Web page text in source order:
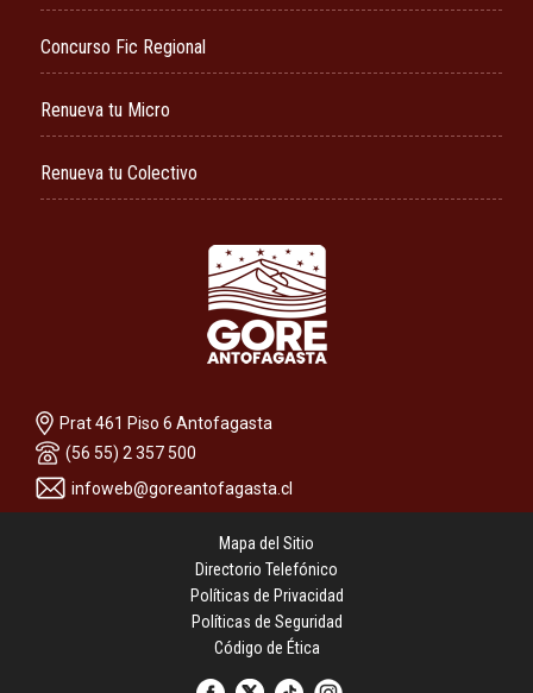
Concurso Fic Regional
Renueva tu Micro
Renueva tu Colectivo
Prat 461 Piso 6 Antofagasta
(56 55) 2 357 500
infoweb@goreantofagasta.cl
Mapa del Sitio
Directorio Telefónico
Políticas de Privacidad
Políticas de Seguridad
Código de Ética